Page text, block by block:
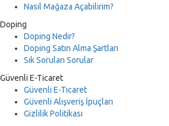
Nasıl Mağaza Açabilirim?
Doping
Doping Nedir?
Doping Satın Alma Şartları
Sık Sorulan Sorular
Güvenli E-Ticaret
Güvenli E-Ticaret
Güvenli Alışveriş İpuçları
Gizlilik Politikası